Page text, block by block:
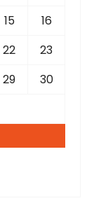
15
16
22
23
29
30